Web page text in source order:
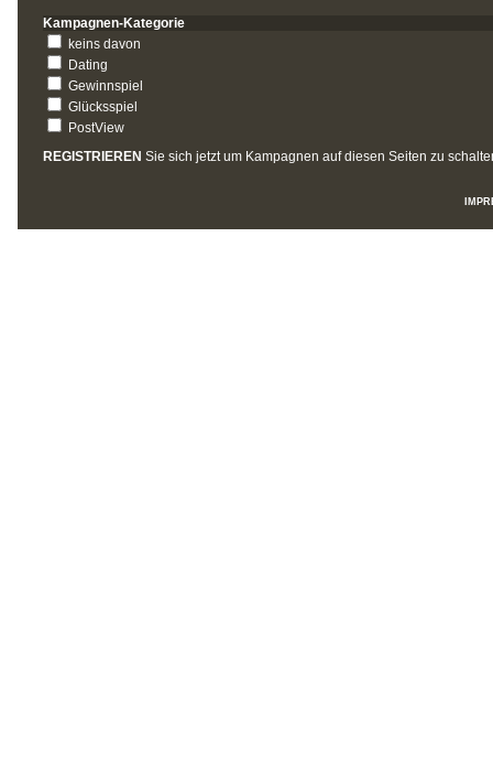
Kampagnen-Kategorie
keins davon
Dating
Gewinnspiel
Glücksspiel
PostView
REGISTRIEREN Sie sich jetzt um Kampagnen auf diesen Seiten zu